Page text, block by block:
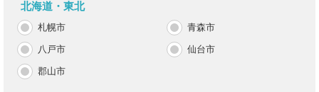
北海道・東北
札幌市 青森市
八戸市 仙台市
郡山市